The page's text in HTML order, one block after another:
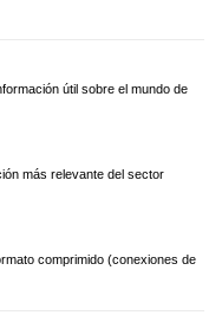
útil sobre el mundo de
más relevante del sector
comprimido (conexiones de